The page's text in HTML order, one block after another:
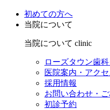
初めての方へ
当院について
当院について clinic
ローズタウン歯
医院案内・アクセ
採用情報
お問い合わせ・
初診予約